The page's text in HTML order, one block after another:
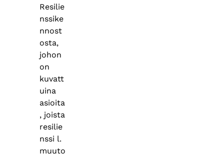
Resilie
nssike
nnost
osta,
johon
on
kuvatt
uina
asioita
, joista
resilie
nssi l.
muuto